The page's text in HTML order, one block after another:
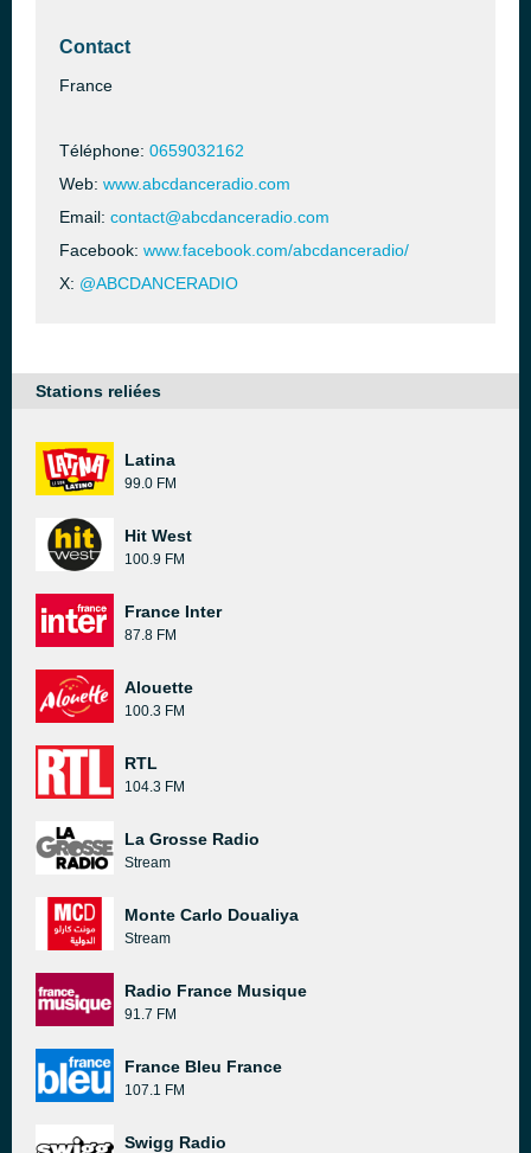
Contact
France
Téléphone: 0659032162
Web: www.abcdanceradio.com
Email: contact@abcdanceradio.com
Facebook: www.facebook.com/abcdanceradio/
X: @ABCDANCERADIO
Stations reliées
Latina
99.0 FM
Hit West
100.9 FM
France Inter
87.8 FM
Alouette
100.3 FM
RTL
104.3 FM
La Grosse Radio
Stream
Monte Carlo Doualiya
Stream
Radio France Musique
91.7 FM
France Bleu France
107.1 FM
Swigg Radio